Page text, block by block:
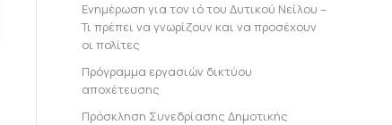
Ενημέρωση για τον ιό του Δυτικού Νείλου –
Τι πρέπει να γνωρίζουν και να προσέχουν
οι πολίτες
Πρόγραμμα εργασιών δικτύου
αποχέτευσης
Πρόσκληση Συνεδρίασης Δημοτικής